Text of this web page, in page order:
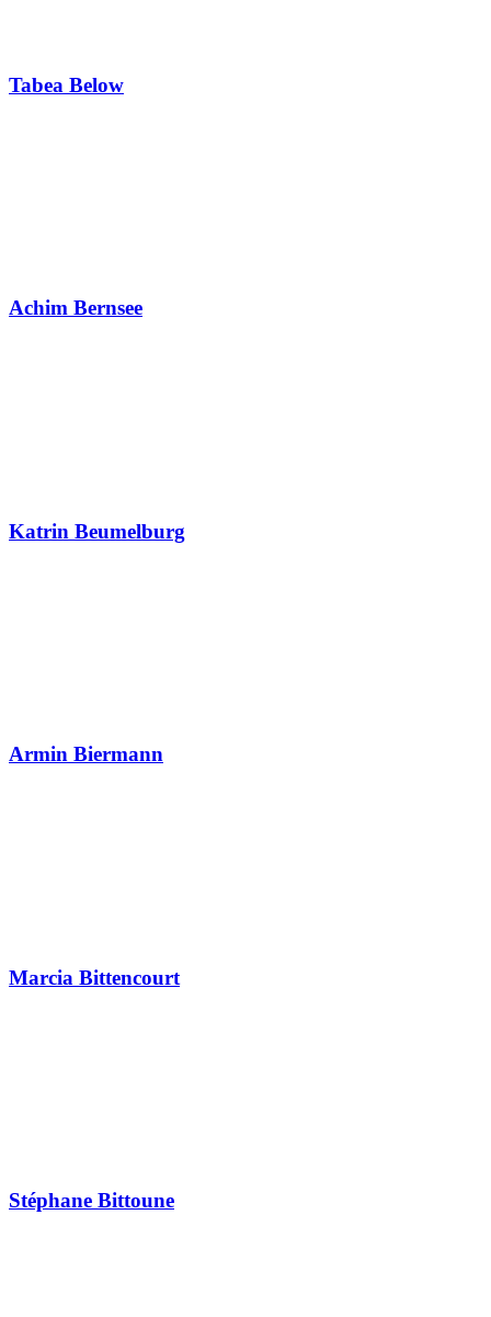
Tabea Below
Achim Bernsee
Katrin Beumelburg
Armin Biermann
Marcia Bittencourt
Stéphane Bittoune